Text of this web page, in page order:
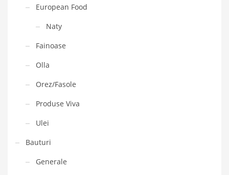
European Food
Naty
Fainoase
Olla
Orez/Fasole
Produse Viva
Ulei
Bauturi
Generale